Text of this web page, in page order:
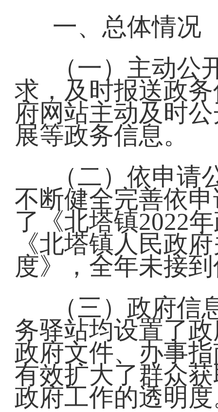
一、总体情况
（一）主动
求，及时报送政
府网站主动及时
展等政务信息。
（二）依申
不断健全完善依
了《北塔镇2022
《北塔镇人民政
度》，全年未接
（三）政府
务驿站均设置了
政府文件、办事
有效扩大了群众
政府工作的透明